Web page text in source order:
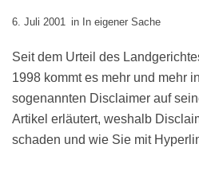
6. Juli 2001 in In eigener Sache
Seit dem Urteil des
1998 kommt es mehr und mehr
sogenannten Disclaimer auf
Artikel erläutert, weshalb
schaden und wie Sie mit